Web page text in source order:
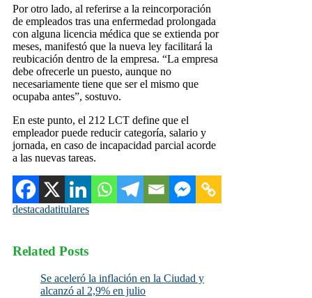
Por otro lado, al referirse a la reincorporación
de empleados tras una enfermedad prolongada
con alguna licencia médica que se extienda por
meses, manifestó que la nueva ley facilitará la
reubicación dentro de la empresa. “La empresa
debe ofrecerle un puesto, aunque no
necesariamente tiene que ser el mismo que
ocupaba antes”, sostuvo.
En este punto, el 212 LCT define que el
empleador puede reducir categoría, salario y
jornada, en caso de incapacidad parcial acorde
a las nuevas tareas.
destacadatitulares
Related Posts
Se aceleró la inflación en la Ciudad y
alcanzó al 2,9% en julio